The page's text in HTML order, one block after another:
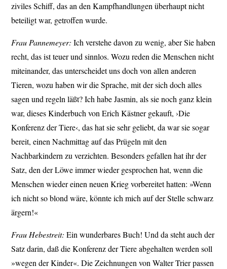
ziviles Schiff, das an den Kampfhandlungen überhaupt nicht
beteiligt war, getroffen wurde.
Frau Pannemeyer: Ich verstehe davon zu wenig, aber Sie haben
recht, das ist teuer und sinnlos. Wozu reden die Menschen nicht
miteinander, das unterscheidet uns doch von allen anderen
Tieren, wozu haben wir die Sprache, mit der sich doch alles
sagen und regeln läßt? Ich habe Jasmin, als sie noch ganz klein
war, dieses Kinderbuch von Erich Kästner gekauft, ›Die
Konferenz der Tiere‹, das hat sie sehr geliebt, da war sie sogar
bereit, einen Nachmittag auf das Prügeln mit den
Nachbarkindern zu verzichten. Besonders gefallen hat ihr der
Satz, den der Löwe immer wieder gesprochen hat, wenn die
Menschen wieder einen neuen Krieg vorbereitet hatten: »Wenn
ich nicht so blond wäre, könnte ich mich auf der Stelle schwarz
ärgern!«
Frau Hebestreit:Ein wunderbares Buch! Und da steht auch der
Satz darin, daß die Konferenz der Tiere abgehalten werden soll
»wegen der Kinder«. Die Zeichnungen von Walter Trier passen